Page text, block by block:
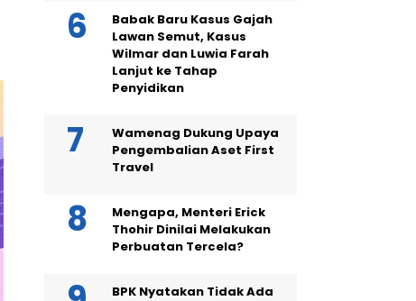
Babak Baru Kasus Gajah
Lawan Semut, Kasus
Wilmar dan Luwia Farah
Lanjut ke Tahap
Penyidikan
Wamenag Dukung Upaya
Pengembalian Aset First
Travel
Mengapa, Menteri Erick
Thohir Dinilai Melakukan
Perbuatan Tercela?
BPK Nyatakan Tidak Ada